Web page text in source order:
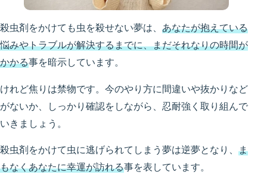
殺虫剤をかけても虫を殺せない夢は、 あなたが抱えている
悩みやトラブルが解決するまでに、まだそれなりの時間が
かかる事を暗示しています。
けれど焦りは禁物です。今のやり方に間違いや抜かりなど
がないか、しっかり確認をしながら、忍耐強く取り組んで
いきましょう。
殺虫剤をかけて虫に逃げられてしまう夢は逆夢となり、 ま
もなくあなたに幸運が訪れる事を表しています。